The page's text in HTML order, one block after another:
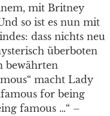
mit Britney
so ist es nun mit
dass nichts neu
überboten
bewährten
macht Lady
for being
famous …“ –